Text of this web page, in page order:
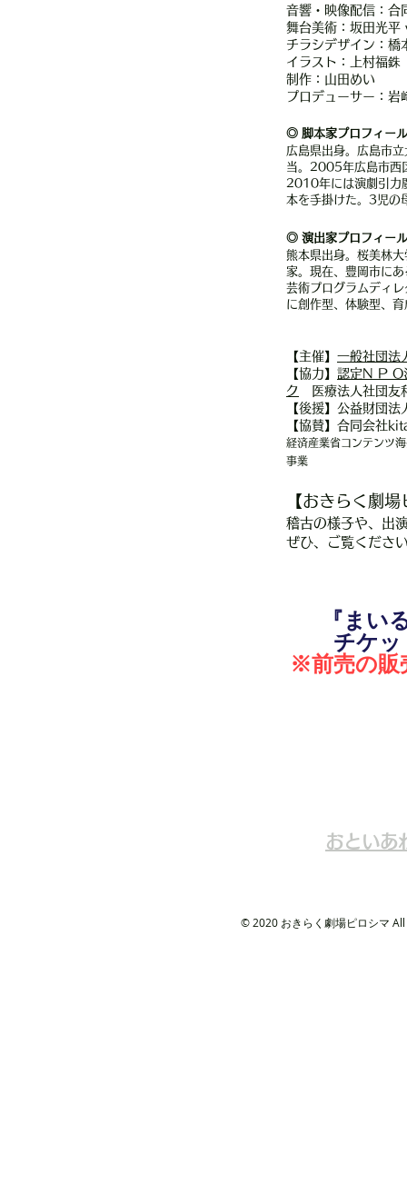
音響・映像配信：合
舞台美術：坂田光
チラシデザイン：
イラスト：上村福銖
制作：山田めい
プロデューサー：岩
◎ 脚本家プロフィール
広島県出身。広島市
当。2005年広島市西
2010年には演劇引力
本を手掛けた。3児の
◎ 演出家プロフィール
熊本県出身。桜美林
家。現在、豊岡市に
芸術プログラムディ
に創作型、体験型、
【主催】 一般社団法
【協力】 認定N P O
ク
医療法人社団友
【後援】公益財団
【協賛】合同会
経済産業省コンテンツ
事業
【おきらく劇
稽古の様子や、出
ぜひ、ご覧くださ
『まい
チケ
※前売の販
おといあ
© 2020 おきらく劇場ピロシマ